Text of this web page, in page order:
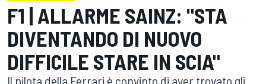
F1 | ALLARME SAINZ: "STA
DIVENTANDO DI NUOVO
DIFFICILE STARE IN SCIA"
Il pilota della Ferrari è convinto di aver trovato gli